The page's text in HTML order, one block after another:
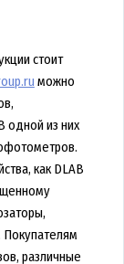
стоит
можно
одной из них
как DLAB
Покупателям
различные